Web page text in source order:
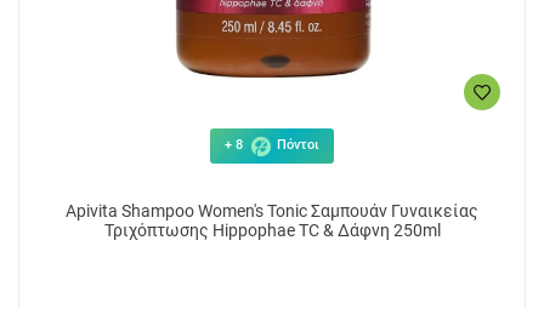
+ 8 Πόντοι
Apivita Shampoo Women's Tonic Σαμπουάν Γυναικείας
Τριχόπτωσης Hippophae TC & Δάφνη 250ml